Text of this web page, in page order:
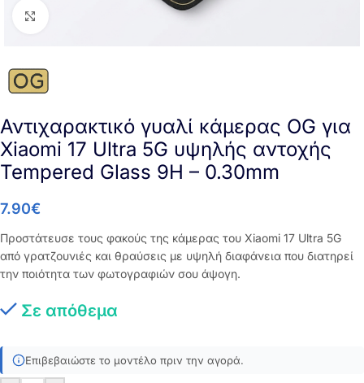
Αντιχαρακτικό γυαλί κάμερας OG για
Xiaomi 17 Ultra 5G υψηλής αντοχής
Tempered Glass 9H – 0.30mm
7.90€
Προστάτευσε τους φακούς της κάμερας του Xiaomi 17 Ultra 5G
από γρατζουνιές και θραύσεις με υψηλή διαφάνεια που διατηρεί
την ποιότητα των φωτογραφιών σου άψογη.
Σε απόθεμα
Επιβεβαιώστε το μοντέλο πριν την αγορά.